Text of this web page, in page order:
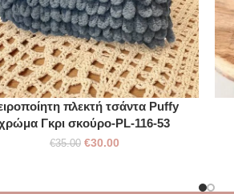
πλεκτή τσάντα Puffy
Γκρι σκούρο-PL-116-53
€35.00 €30.00